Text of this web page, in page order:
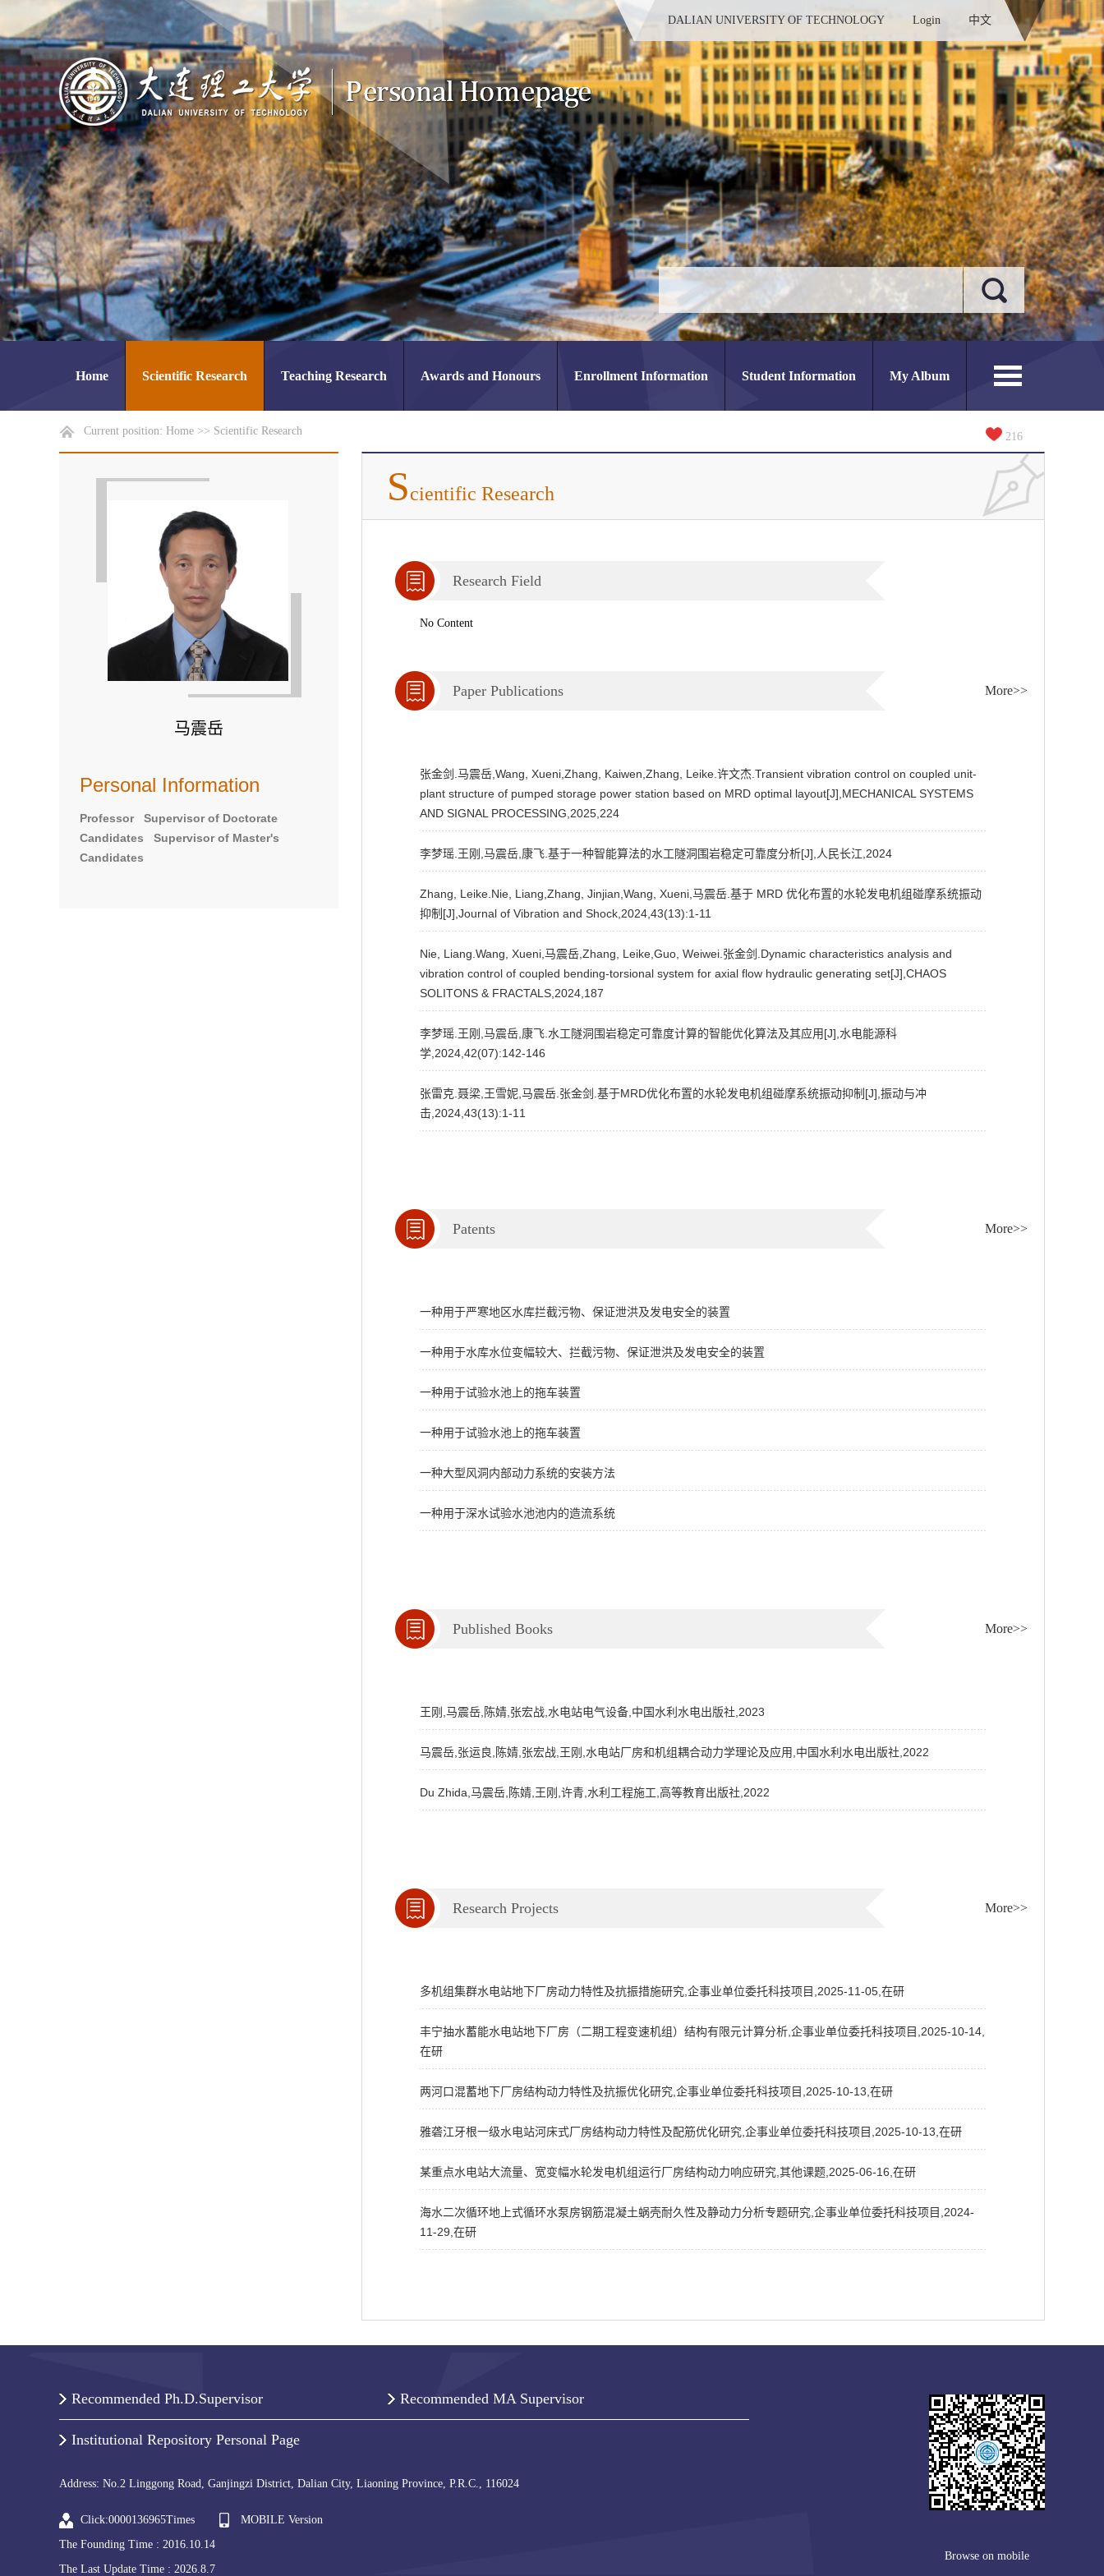
DALIAN UNIVERSITY OF TECHNOLOGY Login 中文
Home Scientific Research Teaching Research Awards and Honours Enrollment Information Student Information My Album
Current position: Home >> Scientific Research 216
马震岳
Personal Information
Professor Supervisor of Doctorate
Candidates Supervisor of Master's
Candidates
Scientific Research
Research Field
No Content
Paper Publications More>>
张金剑.马震岳,Wang, Xueni,Zhang, Kaiwen,Zhang, Leike.许文杰.Transient vibration control on coupled unit-
plant structure of pumped storage power station based on MRD optimal layout[J],MECHANICAL SYSTEMS
AND SIGNAL PROCESSING,2025,224
李梦瑶.王刚,马震岳,康飞.基于一种智能算法的水工隧洞围岩稳定可靠度分析[J],人民长江,2024
Zhang, Leike.Nie, Liang,Zhang, Jinjian,Wang, Xueni,马震岳.基于 MRD 优化布置的水轮发电机组碰摩系统振动
抑制[J],Journal of Vibration and Shock,2024,43(13):1-11
Nie, Liang.Wang, Xueni,马震岳,Zhang, Leike,Guo, Weiwei.张金剑.Dynamic characteristics analysis and
vibration control of coupled bending-torsional system for axial flow hydraulic generating set[J],CHAOS
SOLITONS & FRACTALS,2024,187
李梦瑶.王刚,马震岳,康飞.水工隧洞围岩稳定可靠度计算的智能优化算法及其应用[J],水电能源科
学,2024,42(07):142-146
张雷克.聂梁,王雪妮,马震岳.张金剑.基于MRD优化布置的水轮发电机组碰摩系统振动抑制[J],振动与冲
击,2024,43(13):1-11
Patents More>>
一种用于严寒地区水库拦截污物、保证泄洪及发电安全的装置
一种用于水库水位变幅较大、拦截污物、保证泄洪及发电安全的装置
一种用于试验水池上的拖车装置
一种用于试验水池上的拖车装置
一种大型风洞内部动力系统的安装方法
一种用于深水试验水池池内的造流系统
Published Books More>>
王刚,马震岳,陈婧,张宏战,水电站电气设备,中国水利水电出版社,2023
马震岳,张运良,陈婧,张宏战,王刚,水电站厂房和机组耦合动力学理论及应用,中国水利水电出版社,2022
Du Zhida,马震岳,陈婧,王刚,许青,水利工程施工,高等教育出版社,2022
Research Projects More>>
多机组集群水电站地下厂房动力特性及抗振措施研究,企事业单位委托科技项目,2025-11-05,在研
丰宁抽水蓄能水电站地下厂房（二期工程变速机组）结构有限元计算分析,企事业单位委托科技项目,2025-10-14,
在研
两河口混蓄地下厂房结构动力特性及抗振优化研究,企事业单位委托科技项目,2025-10-13,在研
雅砻江牙根一级水电站河床式厂房结构动力特性及配筋优化研究,企事业单位委托科技项目,2025-10-13,在研
某重点水电站大流量、宽变幅水轮发电机组运行厂房结构动力响应研究,其他课题,2025-06-16,在研
海水二次循环地上式循环水泵房钢筋混凝土蜗壳耐久性及静动力分析专题研究,企事业单位委托科技项目,2024-
11-29,在研
Recommended Ph.D.Supervisor Recommended MA Supervisor
Institutional Repository Personal Page
Address: No.2 Linggong Road, Ganjingzi District, Dalian City, Liaoning Province, P.R.C., 116024
Click:0000136965Times
MOBILE Version
The Founding Time : 2016.10.14
The Last Update Time : 2026.8.7
Browse on mobile